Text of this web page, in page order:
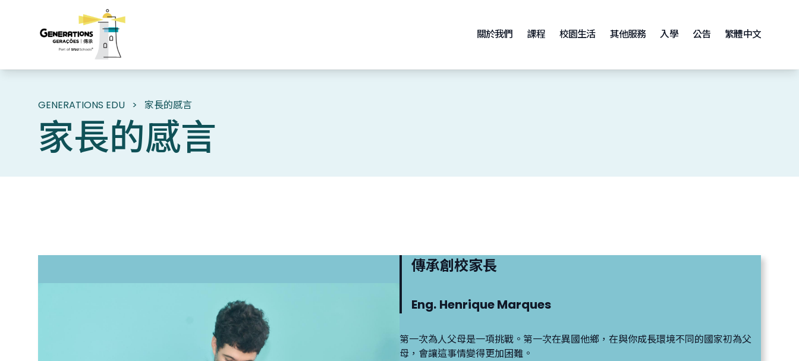
關於我們 課程 校園生活 其他服務 入學 公告 繁體中文
GENERATIONS EDU > 家長的感言
家長的感言
傳承創校家長
Eng. Henrique Marques
第一次為人父母是一項挑戰。第一次在異國他鄉，在與你成長環境不同的國家初為父
母，會讓這事情變得更加困難。